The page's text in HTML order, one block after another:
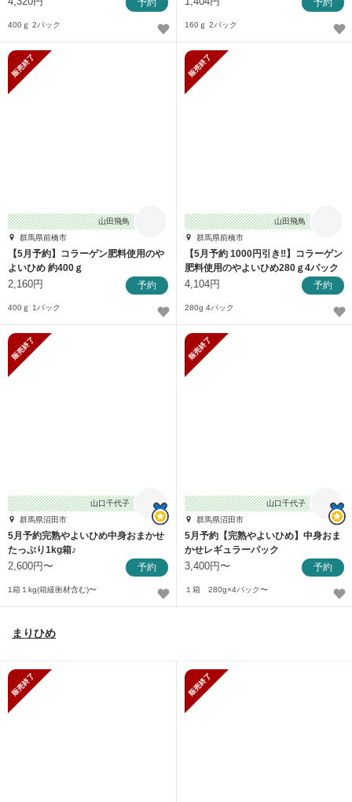
予約
400ｇ 2パック
予約
160ｇ 2パック
山田飛鳥
群馬県前橋市
【5月予約】コラーゲン肥料使用のや
よいひめ 約400ｇ
2,160円 予約
400ｇ 1パック
山田飛鳥
群馬県前橋市
【5月予約 1000円引き‼️】コラーゲン
肥料使用のやよいひめ280ｇ4パック
4,104円 予約
280g 4パック
山口千代子
群馬県沼田市
5月予約完熟やよいひめ中身おまかせ
たっぷり1kg箱♪
2,600円〜 予約
1箱１kg(箱緩衝材含む)〜
山口千代子
群馬県沼田市
5月予約【完熟やよいひめ】中身おま
かせレギュラーパック
3,400円〜 予約
１箱 280g×4パック〜
まりひめ